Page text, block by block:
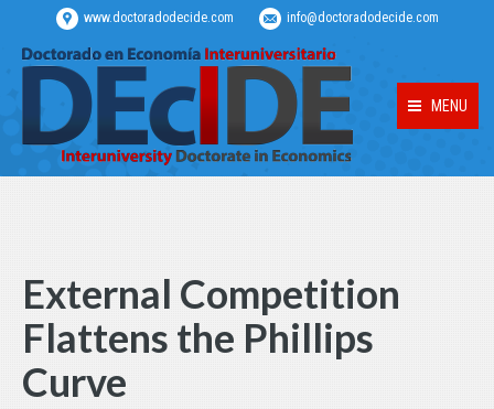
www.doctoradodecide.com info@doctoradodecide.com
MENU
External Competition
Flattens the Phillips
Curve